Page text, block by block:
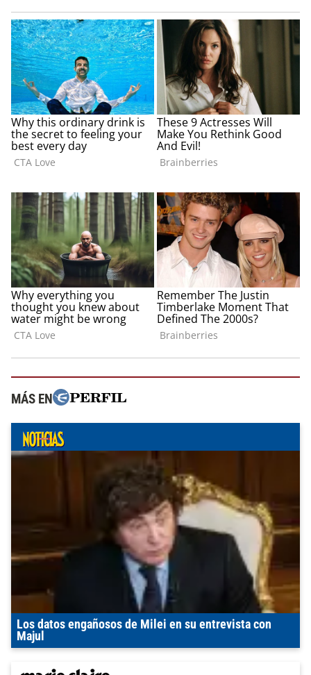
MÁS EN
Los datos engañosos de Milei en su entrevista con
Majul